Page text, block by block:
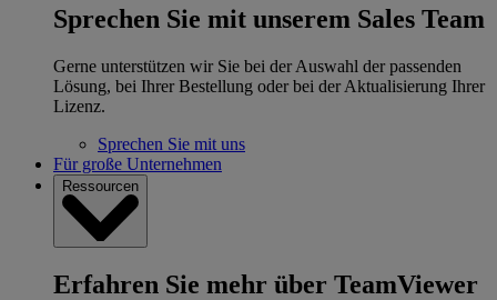
Sprechen Sie mit unserem Sales Team
Gerne unterstützen wir Sie bei der Auswahl der passenden
Lösung, bei Ihrer Bestellung oder bei der Aktualisierung Ihrer
Lizenz.
Sprechen Sie mit uns
Für große Unternehmen
Ressourcen
Erfahren Sie mehr über TeamViewer